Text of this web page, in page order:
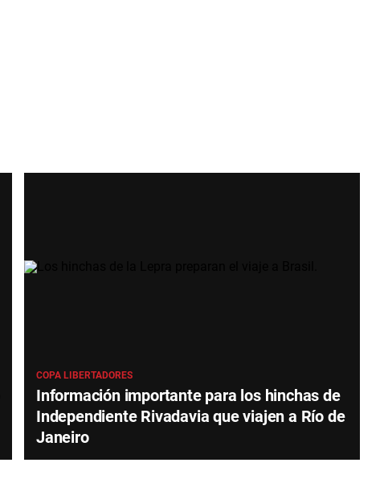
COPA LIBERTADORES
Información importante para los hinchas de
Independiente Rivadavia que viajen a Río de
Janeiro